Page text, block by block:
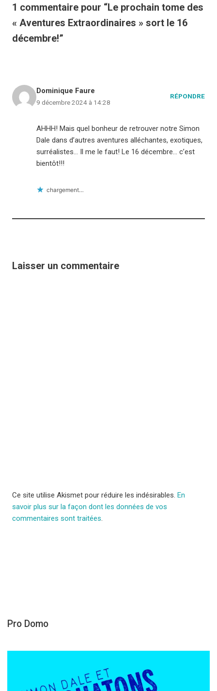
1 commentaire pour “Le prochain tome des
« Aventures Extraordinaires » sort le 16
décembre!”
Dominique Faure
9 décembre 2024 à 14:28
RÉPONDRE
AHHH! Mais quel bonheur de retrouver notre Simon
Dale dans d’autres aventures alléchantes, exotiques,
surréalistes… Il me le faut! Le 16 décembre… c’est
bientôt!!!
chargement…
Laisser un commentaire
Ce site utilise Akismet pour réduire les indésirables. En
savoir plus sur la façon dont les données de vos
commentaires sont traitées.
Pro Domo